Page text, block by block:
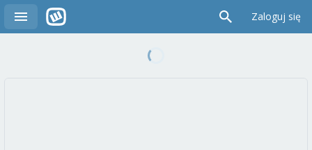
Zaloguj się